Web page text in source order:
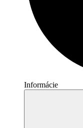
Informácie